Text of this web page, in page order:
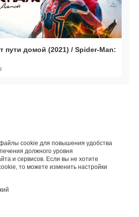
пути домой (2021) / Spider-Man:
cookie для повышения удобства
должного уровня
и сервисов. Если вы не хотите
то можете изменить настройки